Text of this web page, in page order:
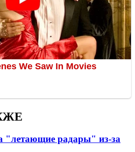
"летающие радары" из-за